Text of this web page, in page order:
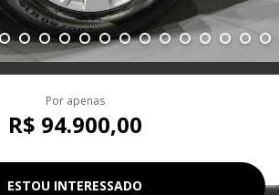
Por apenas
R$ 94.900,00
ESTOU INTERESSADO